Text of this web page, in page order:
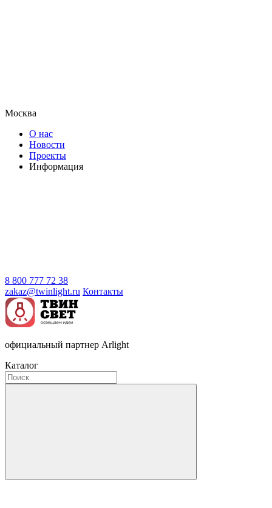
Москва
О нас
Новости
Проекты
Информация
8 800 777 72 38
zakaz@twinlight.ru Контакты
официальный партнер Arlight
Каталог